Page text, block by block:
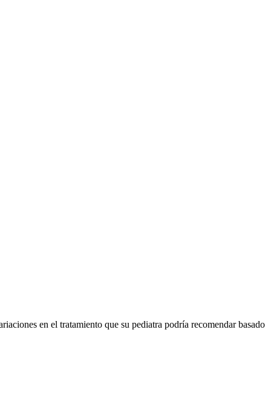
en el tratamiento que su pediatra podría recomendar basado